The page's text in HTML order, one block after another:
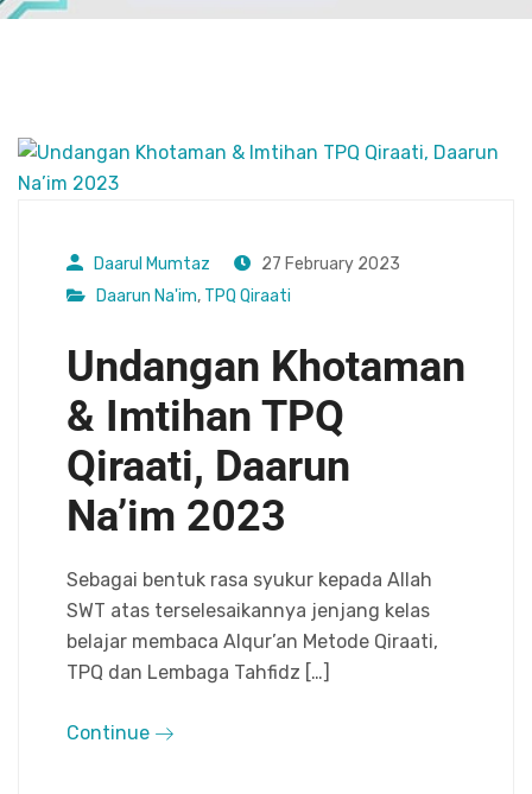
Daarul Mumtaz
27 February 2023
Daarun Na'im, TPQ Qiraati
Undangan Khotaman
& Imtihan TPQ
Qiraati, Daarun
Na’im 2023
Sebagai bentuk rasa syukur kepada Allah
SWT atas terselesaikannya jenjang kelas
belajar membaca Alqur’an Metode Qiraati,
TPQ dan Lembaga Tahfidz […]
Continue